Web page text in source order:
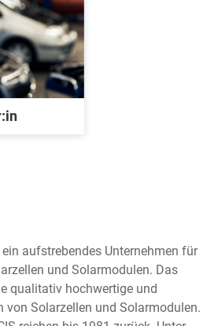
ein aufstrebendes Unternehmen für
und Solarmodulen. Das
qualitativ hochwertige und
von Solarzellen und Solarmodulen.